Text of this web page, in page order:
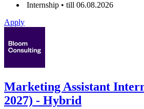
Internship • till 06.08.2026
Apply
Marketing Assistant
2027) - Hybrid